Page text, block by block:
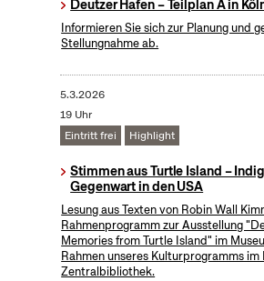
Deutzer Hafen – Teilplan A in
Informieren Sie sich zur Planung und
Stellungnahme ab.
5.3.2026
19 Uhr
Eintritt frei
Highlight
Stimmen aus Turtle Island –
Gegenwart in den USA
Lesung aus Texten von Robin Wall
Rahmenprogramm zur Ausstellung
Memories from Turtle Island" im
Rahmen unseres Kulturprogramms
Zentralbibliothek.